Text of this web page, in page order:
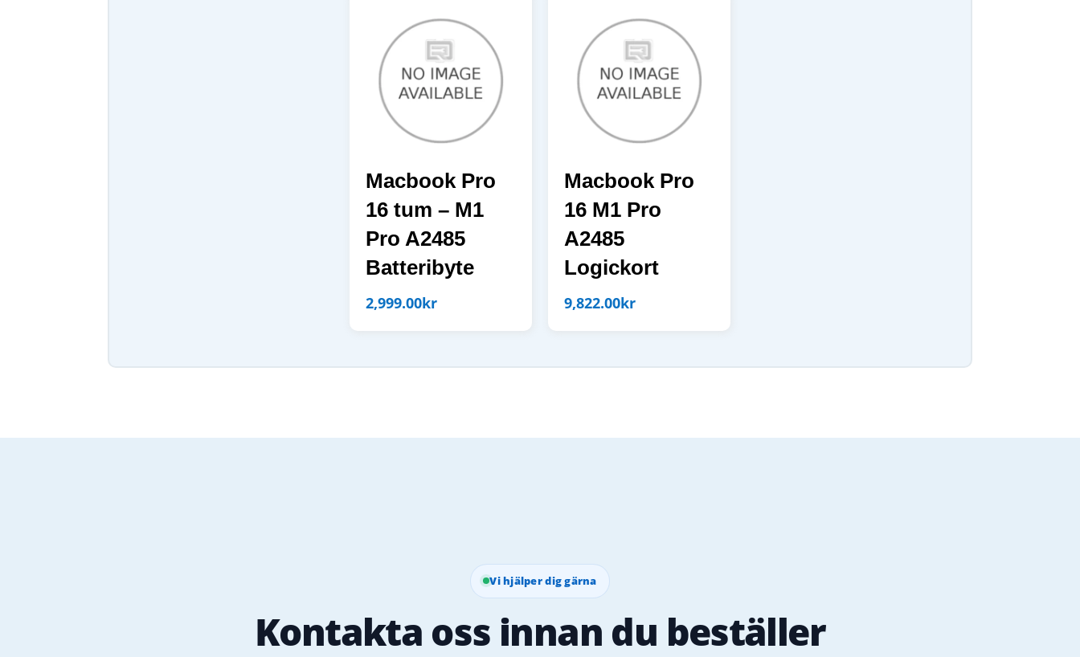
Macbook Pro
16 tum – M1
Pro A2485
Batteribyte
2,999.00kr
Macbook Pro
16 M1 Pro
A2485
Logickort
9,822.00kr
Vi hjälper dig gärna
Kontakta oss innan du beställer